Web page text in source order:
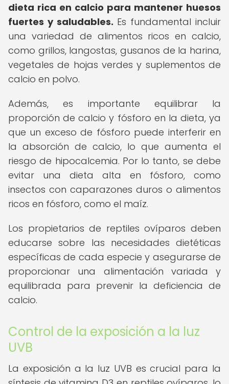
dieta rica en calcio para mantener huesos
fuertes y saludables. Es fundamental incluir
una variedad de alimentos ricos en calcio,
como grillos, langostas, gusanos de la harina,
vegetales de hojas verdes y suplementos de
calcio en polvo.
Además, es importante equilibrar la
proporción de calcio y fósforo en la dieta, ya
que un exceso de fósforo puede interferir en
la absorción de calcio, lo que aumenta el
riesgo de hipocalcemia. Por lo tanto, se debe
evitar una dieta alta en fósforo, como
insectos con caparazones duros o alimentos
ricos en fósforo, como el maíz.
Los propietarios de reptiles ovíparos deben
educarse sobre las necesidades dietéticas
específicas de cada especie y asegurarse de
proporcionar una alimentación variada y
equilibrada para prevenir la deficiencia de
calcio.
Control de la exposición a la luz
UVB
La exposición a la luz UVB es crucial para la